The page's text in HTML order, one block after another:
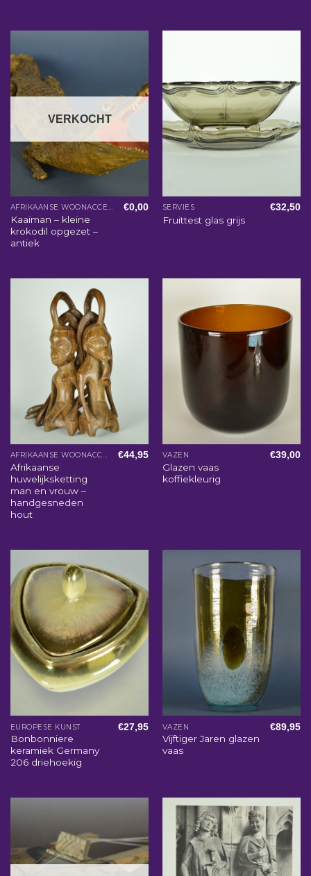
VERKOCHT
AFRIKAANSE WOONACCESSOIRES
Kaaiman – kleine
krokodil opgezet –
antiek
€0,00 SERVIES
Fruittest glas grijs
€32,50
AFRIKAANSE WOONACCESSOIRES
Afrikaanse
huwelijksketting
man en vrouw –
handgesneden
hout
€44,95 VAZEN
Glazen vaas
koffiekleurig
€39,00
EUROPESE KUNST
Bonbonniere
keramiek Germany
206 driehoekig
€27,95 VAZEN
Vijftiger Jaren glazen
vaas
€89,95